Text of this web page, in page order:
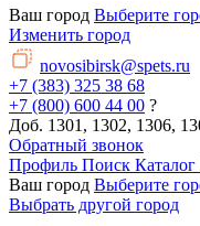
Ваш город Выберите
Изменить город
novosibirsk@spets.ru
+7 (383) 325 38 68
+7 (800) 600 44 00 ?
Доб. 1301, 1302, 1306,
Обратный звонок
Профиль Поиск Каталог
Ваш город Выберите
Выбрать другой город